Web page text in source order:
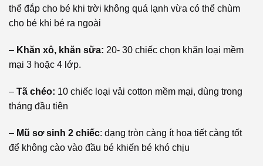
thể đắp cho bé khi trời không quá lạnh vừa có thể chùm
cho bé khi bé ra ngoài
– Khăn xô, khăn sữa: 20- 30 chiếc chọn khăn loại mềm
mại 3 hoặc 4 lớp.
– Tã chéo: 10 chiếc loại vải cotton mềm mại, dùng trong
tháng đầu tiên
– Mũ sơ sinh 2 chiếc: dạng tròn càng ít họa tiết càng tốt
để không cào vào đầu bé khiến bé khó chịu